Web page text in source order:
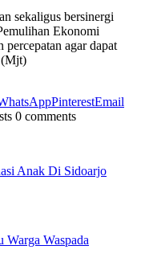
sekaligus bersinergi
Ekonomi
agar dapat
PinterestEmail
0 comments
Anak Di Sidoarjo
Waspada